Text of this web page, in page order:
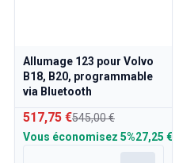
Châssis & Direction
Chauffage & Climatisation
Carrosserie
Intérieur
Allumage 123 pour Volvo
B18, B20, programmable
via Bluetooth
517,75 €545,00 €
Vous économisez 5%27,25 €